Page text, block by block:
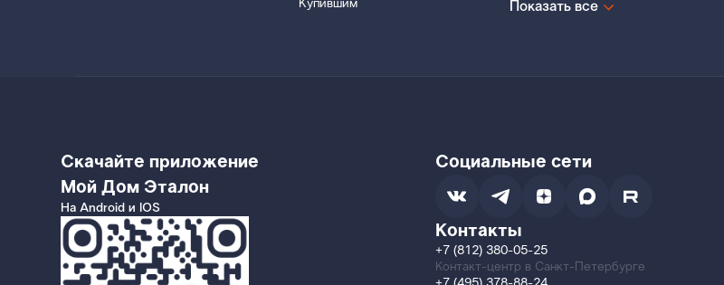
Купившим
Показать все
Скачайте приложение
Мой Дом Эталон
На Android и IOS
Социальные сети
Контакты
+7 (812) 380-05-25
Контакт-центр в Санкт-Петербурге